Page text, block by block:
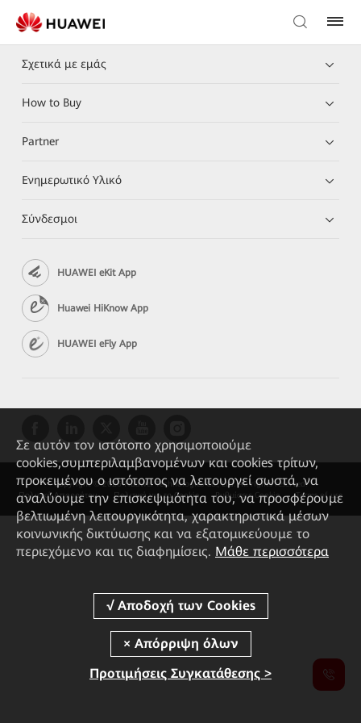
Σχετικά με εμάς
How to Buy
Partner
Ενημερωτικό Υλικό
Σύνδεσμοι
HUAWEI eKit App
Huawei HiKnow App
HUAWEI eFly App
Copyright © 2026 Huawei Technologies Co., Ltd. All rights reserved.
Πολιτική Απορρήτου
Πολιτική για τα Cookie Ρυθμίσεις Cookie Terms of use
Σε αυτόν τον ιστότοπο χρησιμοποιούμε
cookies,συμπεριλαμβανομένων και cookies τρίτων,
προκειμένου ο ιστότοπος να λειτουργεί σωστά, να
αναλύουμε την επισκεψιμότητα του, να προσφέρουμε
βελτιωμένη λειτουργικότητα, χαρακτηριστικά μέσων
κοινωνικής δικτύωσης και να εξατομικεύουμε το
περιεχόμενο και τις διαφημίσεις. Μάθε περισσότερα
Προτιμήσεις Συγκατάθεσης >